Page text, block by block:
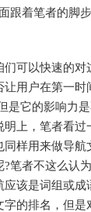
跟着笔者的脚
以快速的对
用户在第一
是它的影响力
上，笔者看
样用来做导
笔者不这么认
该是词组或
的排名，但是